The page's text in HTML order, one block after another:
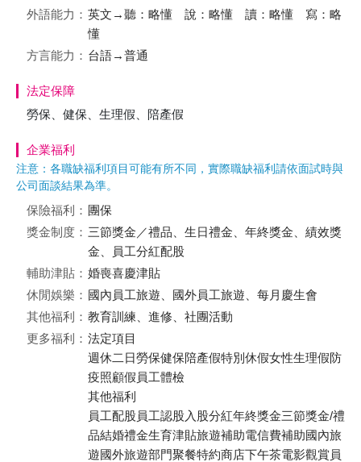
外語能力： 英文→聽：略懂 說：略懂 讀：略懂 寫：略
懂
方言能力： 台語→普通
法定保障
勞保、健保、生理假、陪產假
企業福利
注意：各職缺福利項目可能有所不同，實際職缺福利請依面試時與
公司面談結果為準。
保險福利： 團保
獎金制度： 三節獎金／禮品、生日禮金、年終獎金、績效獎
金、員工分紅配股
輔助津貼： 婚喪喜慶津貼
休閒娛樂： 國內員工旅遊、國外員工旅遊、每月慶生會
其他福利： 教育訓練、進修、社團活動
更多福利： 法定項目
週休二日勞保健保陪產假特別休假女性生理假防
疫照顧假員工體檢
其他福利
員工配股員工認股入股分紅年終獎金三節獎金/禮
品結婚禮金生育津貼旅遊補助電信費補助國內旅
遊國外旅遊部門聚餐特約商店下午茶電影觀賞員